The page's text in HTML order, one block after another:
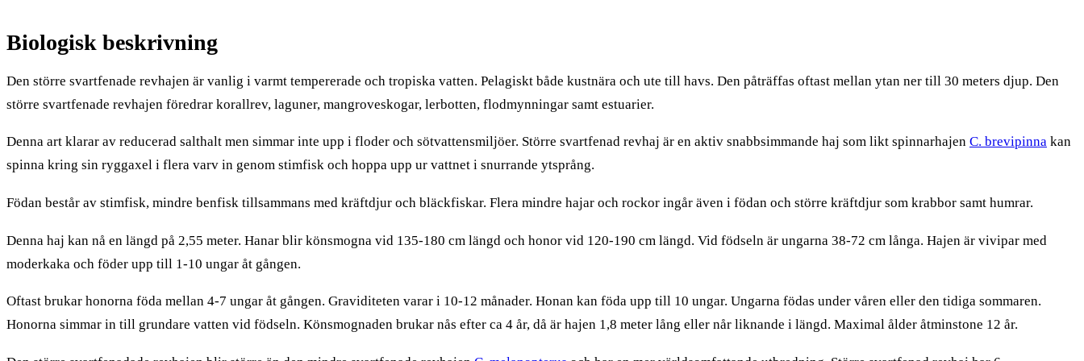
Biologisk beskrivning
Den större svartfenade revhajen är vanlig i varmt tempererade och tropiska vatten. Pelagiskt både kustnära och ute till havs. Den påträffas oftast mellan ytan ner till 30 meters djup. Den
större svartfenade revhajen föredrar korallrev, laguner, mangroveskogar, lerbotten, flodmynningar samt estuarier.
Denna art klarar av reducerad salthalt men simmar inte upp i floder och sötvattensmiljöer. Större svartfenad revhaj är en aktiv snabbsimmande haj som likt spinnarhajen C. brevipinna kan
spinna kring sin ryggaxel i flera varv in genom stimfisk och hoppa upp ur vattnet i snurrande ytsprång.
Födan består av stimfisk, mindre benfisk tillsammans med kräftdjur och bläckfiskar. Flera mindre hajar och rockor ingår även i födan och större kräftdjur som krabbor samt humrar.
Denna haj kan nå en längd på 2,55 meter. Hanar blir könsmogna vid 135-180 cm längd och honor vid 120-190 cm längd. Vid födseln är ungarna 38-72 cm långa. Hajen är vivipar med
moderkaka och föder upp till 1-10 ungar åt gången.
Oftast brukar honorna föda mellan 4-7 ungar åt gången. Graviditeten varar i 10-12 månader. Honan kan föda upp till 10 ungar. Ungarna födas under våren eller den tidiga sommaren.
Honorna simmar in till grundare vatten vid födseln. Könsmognaden brukar nås efter ca 4 år, då är hajen 1,8 meter lång eller når liknande i längd. Maximal ålder åtminstone 12 år.